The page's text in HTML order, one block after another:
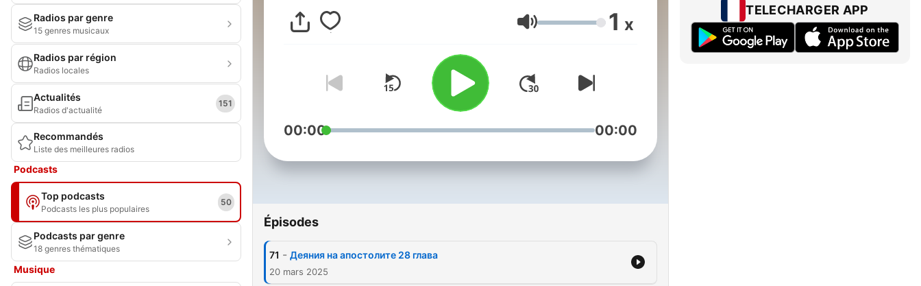
Radios par genre
15 genres musicaux
Radios par région
Radios locales
Actualités
Radios d'actualité
151
Recommandés
Liste des meilleures radios
Podcasts
Top podcasts
Podcasts les plus populaires
50
Podcasts par genre
18 genres thématiques
Musique
записано аудио на Библията
на български език, за да
Божието послание, докато
пътуваш, работиш или си у
дома. 📖 Чуй
вдъхновяващите истории и
променят животи. 🎧
изразителен прочит. 🙏 Нека
Volume 1 x
00:00 00:00
Épisodes
71 - Деяния на апостолите 28 глава
20 mars 2025
TELECHARGER APP